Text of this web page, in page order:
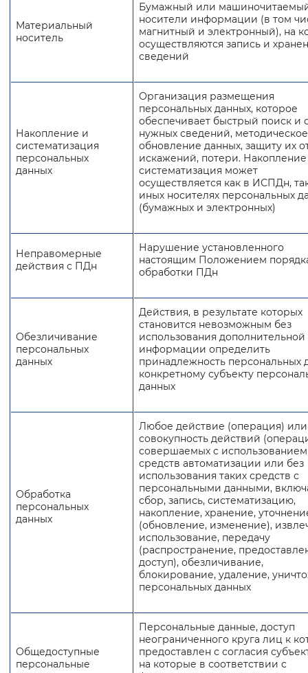
Материальный
носитель
Бумажный или
носители информации (в том
магнитный и электронный), на
осуществляются запись и
сведений
Накопление и
систематизация
персональных
данных
Организация размещения
персональных данных, которое
обеспечивает быстрый поиск и
нужных сведений, методическое
обновление данных, защиту их
искажений, потери.
систематизация может
осуществляется как в ИСПДн,
иных носителях персональных
(бумажных и электронных)
Неправомерные
действия с ПДн
Нарушение установленного
настоящим Положением
обработки ПДн
Обезличивание
персональных
данных
Действия, в результате которых
становится невозможным без
использования дополнительной
информации определить
принадлежность персональных
конкретному субъекту
данных
Обработка
персональных
данных
Любое действие (операция) или
совокупность действий
совершаемых с использованием
средств автоматизации или без
использования таких средств с
персональными данными,
сбор, запись, систематизацию,
накопление, хранение,
(обновление, изменение),
использование, передачу
(распространение,
доступ), обезличивание,
блокирование, удаление,
персональных данных
Общедоступные
персональные
Персональные данные, доступ
неограниченного круга лиц к
предоставлен с согласия
на которые в соответствии с